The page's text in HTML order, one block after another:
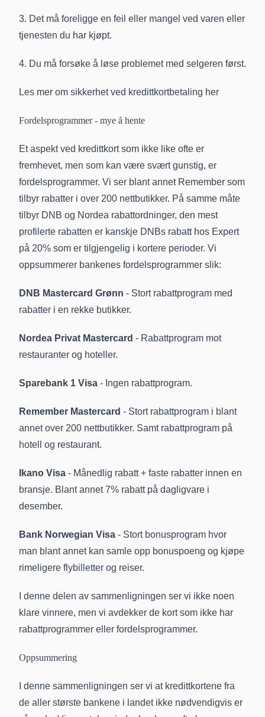
3. Det må foreligge en feil eller mangel ved varen eller
tjenesten du har kjøpt.
4. Du må forsøke å løse problemet med selgeren først.
Les mer om sikkerhet ved kredittkortbetaling her
Fordelsprogrammer - mye å hente
Et aspekt ved kredittkort som ikke like ofte er
fremhevet, men som kan være svært gunstig, er
fordelsprogrammer. Vi ser blant annet Remember som
tilbyr rabatter i over 200 nettbutikker. På samme måte
tilbyr DNB og Nordea rabattordninger, den mest
profilerte rabatten er kanskje DNBs rabatt hos Expert
på 20% som er tilgjengelig i kortere perioder. Vi
oppsummerer bankenes fordelsprogrammer slik:
DNB Mastercard Grønn - Stort rabattprogram med
rabatter i en rekke butikker.
Nordea Privat Mastercard - Rabattprogram mot
restauranter og hoteller.
Sparebank 1 Visa - Ingen rabattprogram.
Remember Mastercard - Stort rabattprogram i blant
annet over 200 nettbutikker. Samt rabattprogram på
hotell og restaurant.
Ikano Visa - Månedlig rabatt + faste rabatter innen en
bransje. Blant annet 7% rabatt på dagligvare i
desember.
Bank Norwegian Visa - Stort bonusprogram hvor
man blant annet kan samle opp bonuspoeng og kjøpe
rimeligere flybilletter og reiser.
I denne delen av sammenligningen ser vi ikke noen
klare vinnere, men vi avdekker de kort som ikke har
rabattprogrammer eller fordelsprogrammer.
Oppsummering
I denne sammenligningen ser vi at kredittkortene fra
de aller største bankene i landet ikke nødvendigvis er